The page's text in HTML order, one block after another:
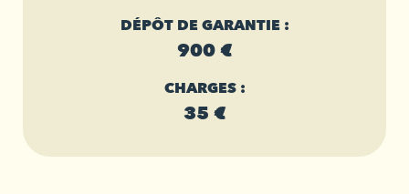
DÉPÔT DE GARANTIE :
900 €
CHARGES :
35 €